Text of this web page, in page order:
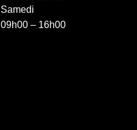
Samedi
09h00 – 16h00